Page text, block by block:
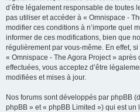
d’être légalement responsable de toutes
pas utiliser et accéder à « Omnispace -
modifier ces conditions à n’importe quel
informer de ces modifications, bien que
régulièrement par vous-même. En effet,
« Omnispace - The Agora Project »
effectuées, vous acceptez d’être
modifiées et mises à jour.
Nos forums sont développés par phpBB
phpBB » et « phpBB Limited ») qui est